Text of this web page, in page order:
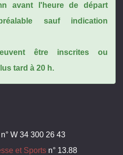
avant l'heure de départ
sauf indication
être inscrites ou
tard à 20 h.
n° W 34 300 26 43
et Sports n° 13.88